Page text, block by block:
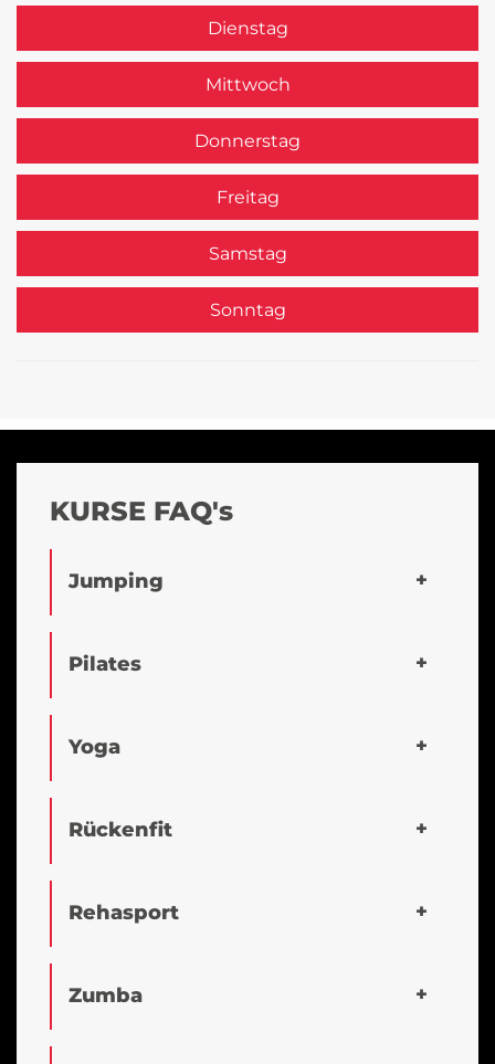
Dienstag
Mittwoch
Donnerstag
Freitag
Samstag
Sonntag
KURSE FAQ's
Jumping
Pilates
Yoga
Rückenfit
Rehasport
Zumba